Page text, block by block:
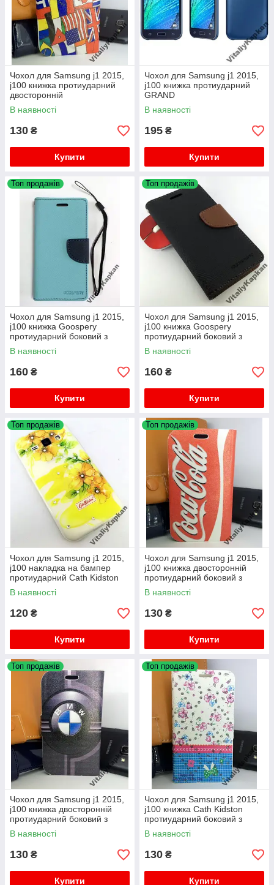
Чохол для Samsung j1 2015,
j100 книжка протиударний
двосторонній
В наявності
130 ₴
Купити
Чохол для Samsung j1 2015,
j100 книжка протиударний
GRAND
В наявності
195 ₴
Купити
Топ продажів
Чохол для Samsung j1 2015,
j100 книжка Goospery
протиударний боковий з
підставкою
В наявності
160 ₴
Купити
Топ продажів
Чохол для Samsung j1 2015,
j100 книжка Goospery
протиударний боковий з
підставкою
В наявності
160 ₴
Купити
Топ продажів
Чохол для Samsung j1 2015,
j100 накладка на бампер
протиударний Cath Kidston
В наявності
120 ₴
Купити
Топ продажів
Чохол для Samsung j1 2015,
j100 книжка двосторонній
протиударний боковий з
підставкою
В наявності
130 ₴
Купити
Топ продажів
Чохол для Samsung j1 2015,
j100 книжка двосторонній
протиударний боковий з
підставкою
В наявності
130 ₴
Купити
Топ продажів
Чохол для Samsung j1 2015,
j100 книжка Cath Kidston
протиударний боковий з
підставкою
В наявності
130 ₴
Купити